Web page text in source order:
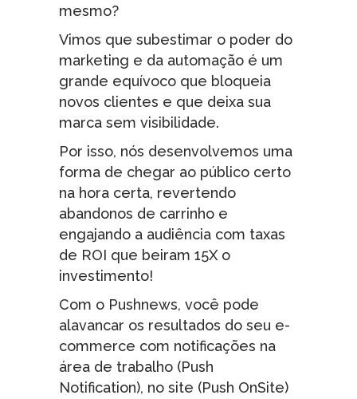
mesmo?
Vimos que subestimar o poder do
marketing e da automação é um
grande equívoco que bloqueia
novos clientes e que deixa sua
marca sem visibilidade.
Por isso, nós desenvolvemos uma
forma de chegar ao público certo
na hora certa, revertendo
abandonos de carrinho e
engajando a audiência com taxas
de ROI que beiram 15X o
investimento!
Com o Pushnews, você pode
alavancar os resultados do seu e-
commerce com notificações na
área de trabalho (Push
Notification), no site (Push OnSite)